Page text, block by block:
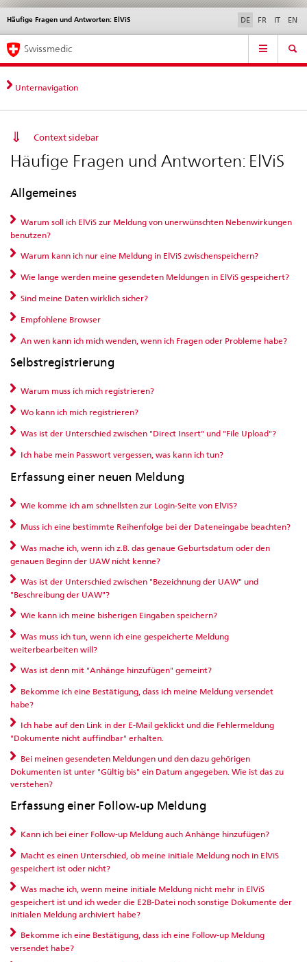
Direktnavigation
News,
Rechtsgrundlagen,
Kontakt
News & Updates Kontakt | Support & Hilfe
Häufige Fragen und Antworten: ElViS
Sprachwahl DE FR IT EN
Service
Hauptnavigation
Swissmedic
Unternavigation
Context sidebar
Häufige Fragen und Antworten: ElViS
Allgemeines
Warum soll ich ElViS zur Meldung von unerwünschten Nebenwirkungen
benutzen?
Warum kann ich nur eine Meldung in ElViS zwischenspeichern?
Wie lange werden meine gesendeten Meldungen in ElViS gespeichert?
Sind meine Daten wirklich sicher?
Empfohlene Browser
An wen kann ich mich wenden, wenn ich Fragen oder Probleme habe?
Selbstregistrierung
Warum muss ich mich registrieren?
Wo kann ich mich registrieren?
Was ist der Unterschied zwischen "Direct Insert" und "File Upload"?
Ich habe mein Passwort vergessen, was kann ich tun?
Erfassung einer neuen Meldung
Wie komme ich am schnellsten zur Login-Seite von ElViS?
Muss ich eine bestimmte Reihenfolge bei der Dateneingabe beachten?
Was mache ich, wenn ich z.B. das genaue Geburtsdatum oder den
genauen Beginn der UAW nicht kenne?
Was ist der Unterschied zwischen "Bezeichnung der UAW" und
"Beschreibung der UAW"?
Wie kann ich meine bisherigen Eingaben speichern?
Was muss ich tun, wenn ich eine gespeicherte Meldung
weiterbearbeiten will?
Was ist denn mit "Anhänge hinzufügen" gemeint?
Bekomme ich eine Bestätigung, dass ich meine Meldung versendet
habe?
Ich habe auf den Link in der E-Mail geklickt und die Fehlermeldung
"Dokumente nicht auffindbar" erhalten.
Bei meinen gesendeten Meldungen und den dazu gehörigen
Dokumenten ist unter "Gültig bis" ein Datum angegeben. Wie ist das zu
verstehen?
Erfassung einer Follow-up Meldung
Kann ich bei einer Follow-up Meldung auch Anhänge hinzufügen?
Macht es einen Unterschied, ob meine initiale Meldung noch in ElViS
gespeichert ist oder nicht?
Was mache ich, wenn meine initiale Meldung nicht mehr in ElViS
gespeichert ist und ich weder die E2B-Datei noch sonstige Dokumente der
initialen Meldung archiviert habe?
Bekomme ich eine Bestätigung, dass ich eine Follow-up Meldung
versendet habe?